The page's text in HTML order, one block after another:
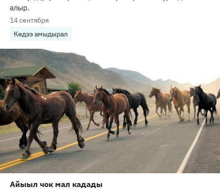
алыр.
14 сентября
Көдээ амыдырал
Айыыл чок мал кадады